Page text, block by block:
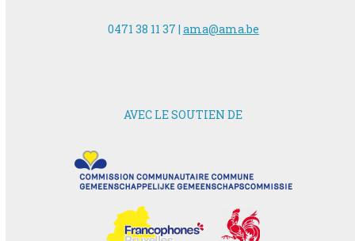
0471 38 11 37 | ama@ama.be
AVEC LE SOUTIEN DE